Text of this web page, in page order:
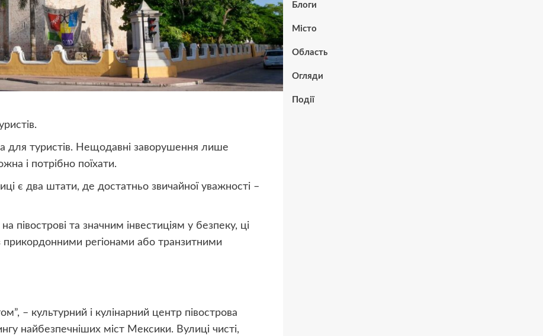
для туристів. Нещодавні заворушення лише
і потрібно поїхати.
є два штати, де достатньо звичайної уважності –
півострові та значним інвестиціям у безпеку, ці
прикордонними регіонами або транзитними
– культурний і кулінарний центр півострова
найбезпечніших міст Мексики. Вулиці чисті,
Блоги
Місто
Область
Огляди
Події